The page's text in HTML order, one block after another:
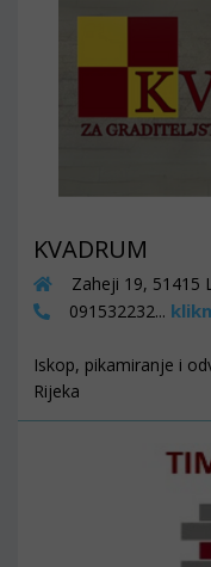
KVADRUM
Zaheji 19,
091532232...
Iskop, pikamiranje i
Rijeka